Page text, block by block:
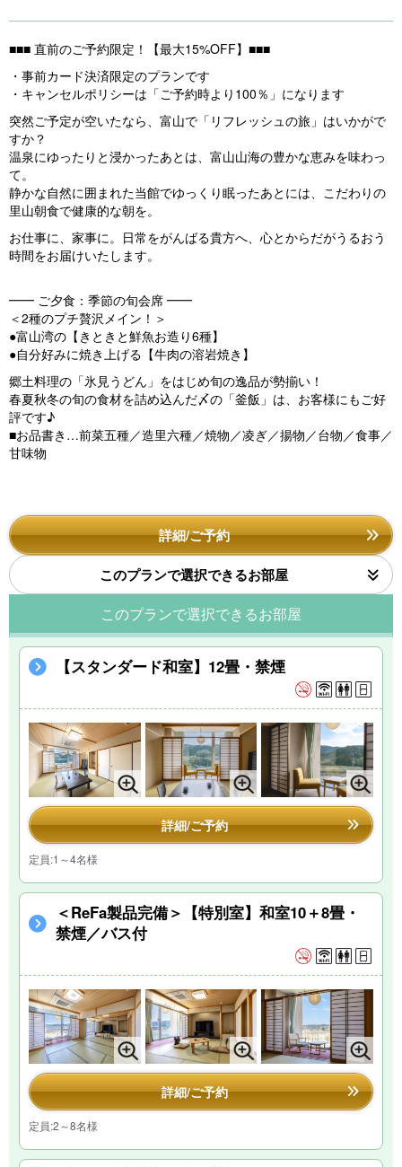
■■■ 直前のご予約限定！【最大15%OFF】■■■
・事前カード決済限定のプランです
・キャンセルポリシーは「ご予約時より100％」になります
突然ご予定が空いたなら、富山で「リフレッシュの旅」はいかがで
すか？
温泉にゆったりと浸かったあとは、富山山海の豊かな恵みを味わっ
て。
静かな自然に囲まれた当館でゆっくり眠ったあとには、こだわりの
里山朝食で健康的な朝を。
お仕事に、家事に。日常をがんばる貴方へ、心とからだがうるおう
時間をお届けいたします。
━━ ご夕食：季節の旬会席 ━━
＜2種のプチ贅沢メイン！＞
●富山湾の【きときと鮮魚お造り6種】
●自分好みに焼き上げる【牛肉の溶岩焼き】
郷土料理の「氷見うどん」をはじめ旬の逸品が勢揃い！
春夏秋冬の旬の食材を詰め込んだ〆の「釜飯」は、お客様にもご好
評です♪
■お品書き…前菜五種／造里六種／焼物／凌ぎ／揚物／台物／食事／
甘味物
詳細/ご予約
このプランで選択できるお部屋
このプランで選択できるお部屋
【スタンダード和室】12畳・禁煙
詳細/ご予約
定員:1～4名様
＜ReFa製品完備＞【特別室】和室10＋8畳・
禁煙／バス付
詳細/ご予約
定員:2～8名様